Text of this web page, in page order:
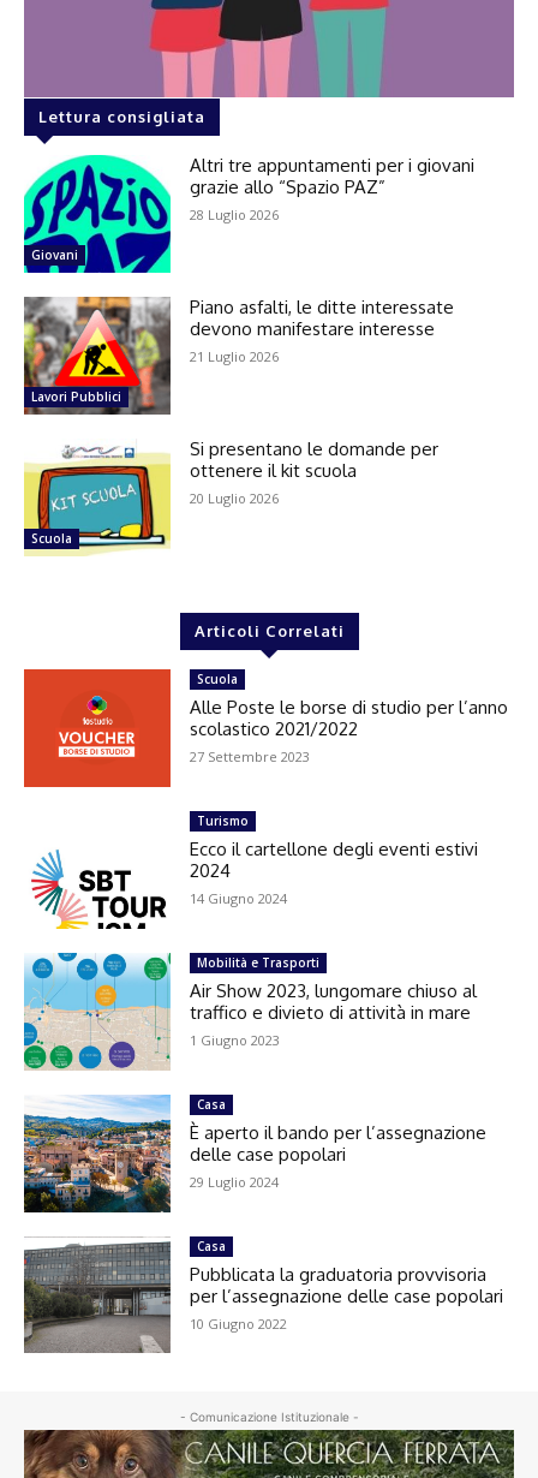
Lettura consigliata
Giovani
Altri tre appuntamenti per i giovani
grazie allo “Spazio PAZ”
28 Luglio 2026
Lavori Pubblici
Piano asfalti, le ditte interessate
devono manifestare interesse
21 Luglio 2026
Scuola
Si presentano le domande per
ottenere il kit scuola
20 Luglio 2026
Articoli Correlati
Scuola
Alle Poste le borse di studio per l’anno
scolastico 2021/2022
27 Settembre 2023
Turismo
Ecco il cartellone degli eventi estivi
2024
14 Giugno 2024
Mobilità e Trasporti
Air Show 2023, lungomare chiuso al
traffico e divieto di attività in mare
1 Giugno 2023
Casa
È aperto il bando per l’assegnazione
delle case popolari
29 Luglio 2024
Casa
Pubblicata la graduatoria provvisoria
per l’assegnazione delle case popolari
10 Giugno 2022
- Comunicazione Istituzionale -